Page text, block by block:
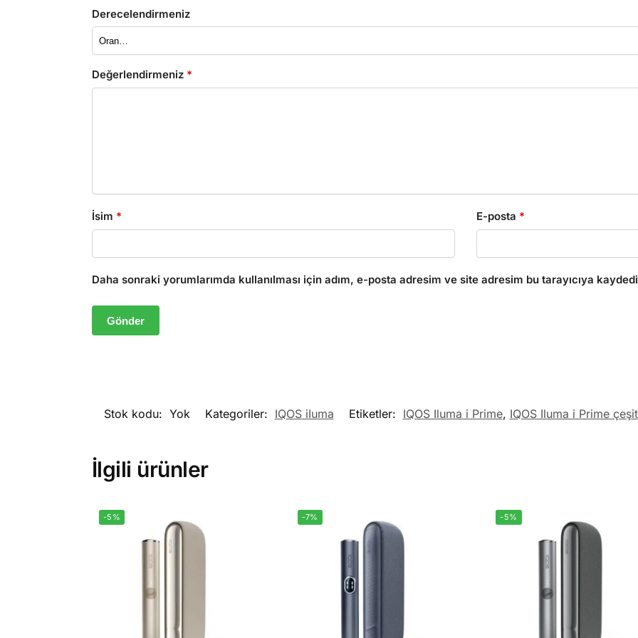
Derecelendirmeniz
Değerlendirmeniz *
İsim * E-posta *
Daha sonraki yorumlarımda kullanılması için adım, e-posta adresim ve site adresim bu tarayıcıya
Stok kodu: Yok Kategoriler: IQOS iIuma Etiketler: IQOS Iluma i Prime, IQOS Iluma i Prime çeşit
İlgili ürünler
-5% -7% -5%